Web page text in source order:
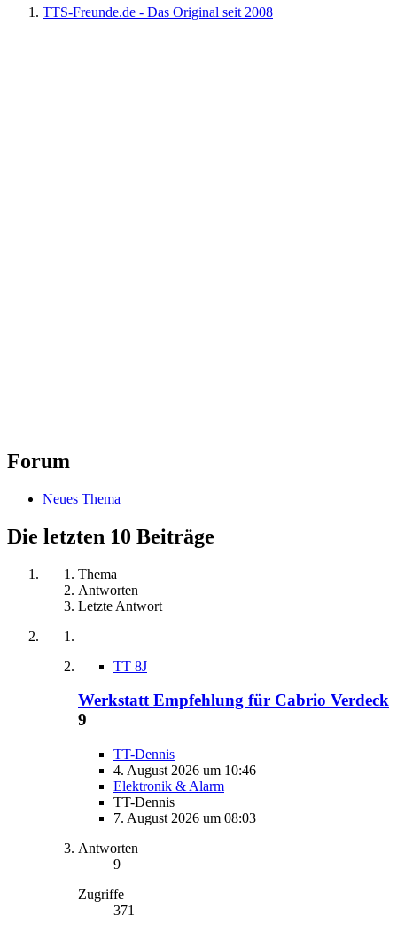
TTS-Freunde.de - Das Original seit 2008
Forum
Neues Thema
Die letzten 10 Beiträge
Thema
Antworten
Letzte Antwort
TT 8J
Werkstatt Empfehlung für Cabrio Verdeck
9
TT-Dennis
4. August 2026 um 10:46
Elektronik & Alarm
TT-Dennis
7. August 2026 um 08:03
Antworten
9
Zugriffe
371